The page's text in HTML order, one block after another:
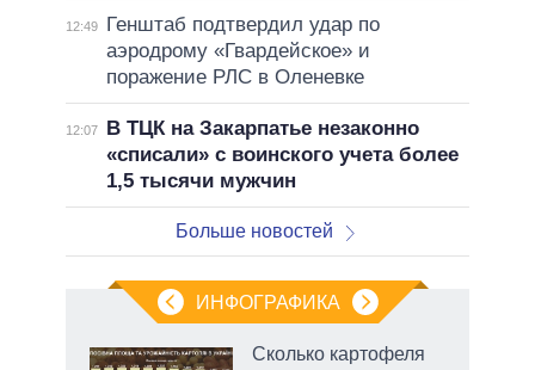
12:49
Генштаб подтвердил удар по
аэродрому «Гвардейское» и
поражение РЛС в Оленевке
12:07
В ТЦК на Закарпатье незаконно
«списали» с воинского учета более
1,5 тысячи мужчин
Больше новостей
ИНФОГРАФИКА
Сколько картофеля